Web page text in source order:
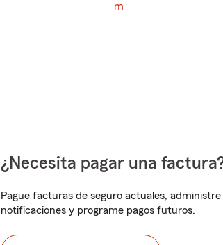
m
¿Necesita pagar una
Pague facturas de seguro actuales, administre
notificaciones y programe pagos futuros.